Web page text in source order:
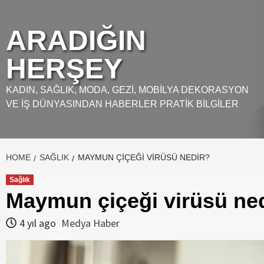
content
ARADIĞIN
HERŞEY
KADIN, SAĞLIK, MODA, GEZI, MOBILYA DEKORASYON
VE İŞ DÜNYASINDAN HABERLER PRATIK BILGILER
HOME SAĞLIK MAYMUN ÇIÇEĞI VIRÜSÜ NEDIR?
Sağlık
Maymun çiçeği virüsü
4 yıl ago Medya Haber